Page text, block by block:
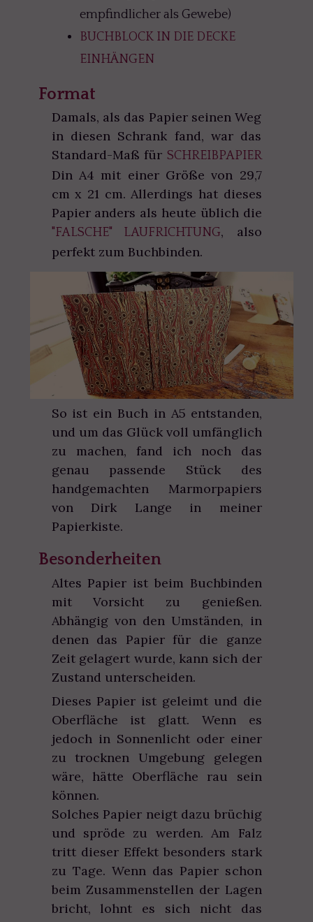
empfindlicher als Gewebe)
BUCHBLOCK IN DIE DECKE
EINHÄNGEN
Format
Damals, als das Papier seinen Weg
in diesen Schrank fand, war das
Standard-Maß für SCHREIBPAPIER
Din A4 mit einer Größe von 29,7
cm x 21 cm. Allerdings hat dieses
Papier anders als heute üblich die
"FALSCHE" LAUFRICHTUNG, also
perfekt zum Buchbinden.
So ist ein Buch in A5 entstanden,
und um das Glück voll umfänglich
zu machen, fand ich noch das
genau passende Stück des
handgemachten Marmorpapiers
von Dirk Lange in meiner
Papierkiste.
Besonderheiten
Altes Papier ist beim Buchbinden
mit Vorsicht zu genießen.
Abhängig von den Umständen, in
denen das Papier für die ganze
Zeit gelagert wurde, kann sich der
Zustand unterscheiden.
Dieses Papier ist geleimt und die
Oberfläche ist glatt. Wenn es
jedoch in Sonnenlicht oder einer
zu trocknen Umgebung gelegen
wäre, hätte Oberfläche rau sein
können.
Solches Papier neigt dazu brüchig
und spröde zu werden. Am Falz
tritt dieser Effekt besonders stark
zu Tage. Wenn das Papier schon
beim Zusammenstellen der Lagen
bricht, lohnt es sich nicht das